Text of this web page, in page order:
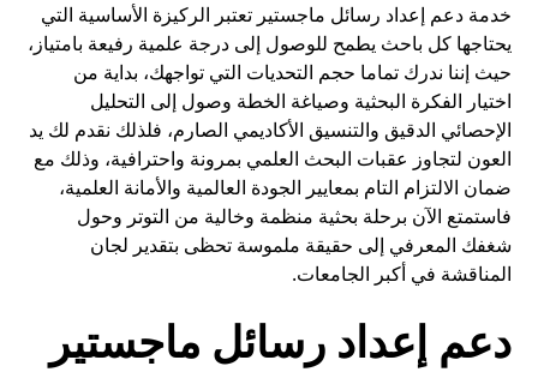
خدمة دعم إعداد رسائل ماجستير تعتبر الركيزة الأساسية التي
يحتاجها كل باحث يطمح للوصول إلى درجة علمية رفيعة بامتياز،
حيث إننا ندرك تماما حجم التحديات التي تواجهك، بداية من
اختيار الفكرة البحثية وصياغة الخطة وصول إلى التحليل
الإحصائي الدقيق والتنسيق الأكاديمي الصارم، فلذلك نقدم لك يد
العون لتجاوز عقبات البحث العلمي بمرونة واحترافية، وذلك مع
ضمان الالتزام التام بمعايير الجودة العالمية والأمانة العلمية،
فاستمتع الآن برحلة بحثية منظمة وخالية من التوتر وحول
شغفك المعرفي إلى حقيقة ملموسة تحظى بتقدير لجان
المناقشة في أكبر الجامعات.
دعم إعداد رسائل ماجستير